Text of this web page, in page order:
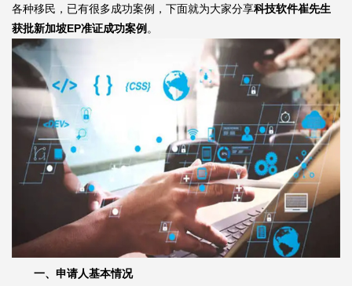
各种移民，已有很多成功案例，下面就为大家分享科技软件崔先生
获批新加坡EP准证成功案例 。
一、申请人基本情况